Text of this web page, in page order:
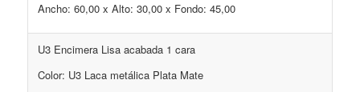
Ancho: 60,00 x Alto: 30,00 x Fondo: 45,00
U3 Encimera Lisa acabada 1 cara
Color: U3 Laca metálica Plata Mate